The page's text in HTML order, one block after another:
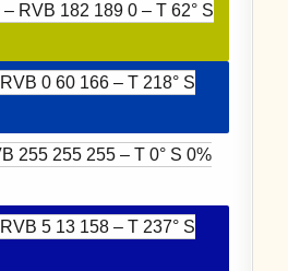
RVB 182 189 0 – T 62° S
0 60 166 – T 218° S
255 255 255 – T 0° S 0%
5 13 158 – T 237° S